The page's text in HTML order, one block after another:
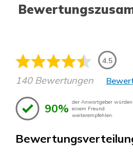
4.5
140 Bewertungen
90% der Anwortgeber würden
einem Freund
weiterempfehlen.